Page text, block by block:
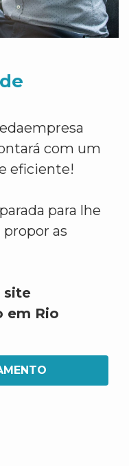
com um
eficiente!
para lhe
as
site
em Rio